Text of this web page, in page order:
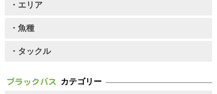
・エリア
・魚種
・タックル
カテゴリー